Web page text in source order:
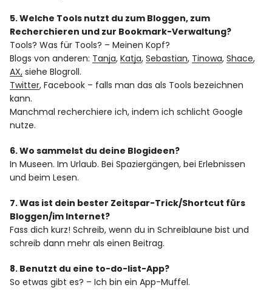
5. Welche Tools nutzt du zum Bloggen, zum
Recherchieren und zur Bookmark-Verwaltung?
Tools? Was für Tools? – Meinen Kopf?
Blogs von anderen: Tanja,Katja,Sebastian, Tinowa,Shace,
AX, siehe Blogroll.
Twitter, Facebook – falls man das als Tools bezeichnen
kann.
Manchmal recherchiere ich, indem ich schlicht Google
nutze.
6. Wo sammelst du deine Blogideen?
In Museen. Im Urlaub. Bei Spaziergängen, bei Erlebnissen
und beim Lesen.
7. Was ist dein bester Zeitspar-Trick/Shortcut fürs
Bloggen/im Internet?
Fass dich kurz! Schreib, wenn du in Schreiblaune bist und
schreib dann mehr als einen Beitrag.
8. Benutzt du eine to-do-list-App?
So etwas gibt es? – Ich bin ein App-Muffel.